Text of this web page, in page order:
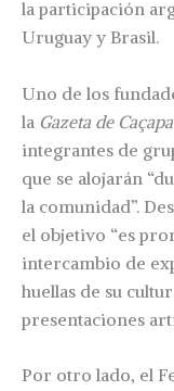
la participación
Uruguay y Brasil.
Uno de los
la Gazeta de
integrantes de
que se alojarán
la comunidad”.
el objetivo “es
intercambio de
huellas de su
presentaciones
Por otro lado, el